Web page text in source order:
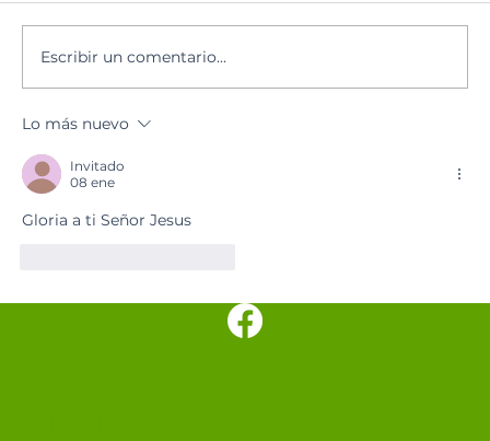
Escribir un comentario...
Lo más nuevo
Invitado
08 ene
Gloria a ti Señor Jesus